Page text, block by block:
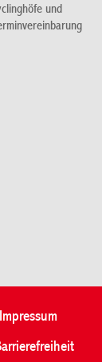
und
Impressum